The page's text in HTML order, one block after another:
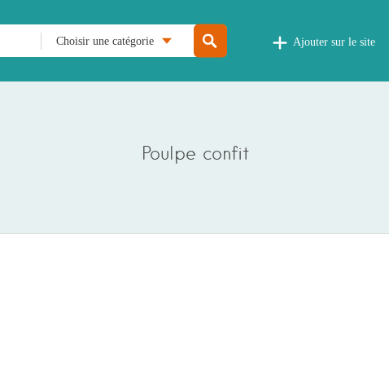
Choisir une catégorie Ajouter sur le site
Poulpe confit